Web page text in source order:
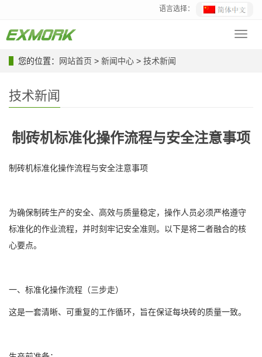
语言选择：
您的位置：
网站首页 > 新闻中心 > 技术新闻
技术新闻
制砖机标准化操作流程与安全注意事项
制砖机标准化操作流程与安全注意事项
为确保制砖生产的安全、高效与质量稳定，操作人员必须严格遵守
标准化的作业流程，并时刻牢记安全准则。以下是将二者融合的核
心要点。
一、标准化操作流程（三步走）
这是一套清晰、可重复的工作循环，旨在保证每块砖的质量一致。